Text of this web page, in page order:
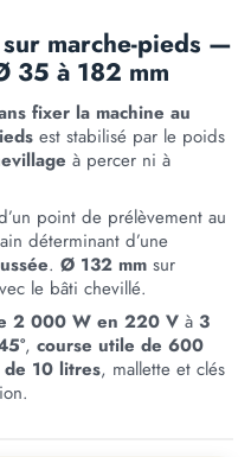
marche-pieds —
35 à 182 mm
fixer la machine au
est stabilisé par le poids
à percer ni à
point de prélèvement au
déterminant d’une
. Ø 132 mm sur
le bâti chevillé.
2 000 W en 220 V à 3
, course utile de 600
de 10 litres, mallette et clés